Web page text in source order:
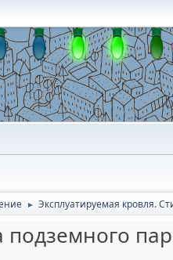
► Эксплуатируемая кровля.